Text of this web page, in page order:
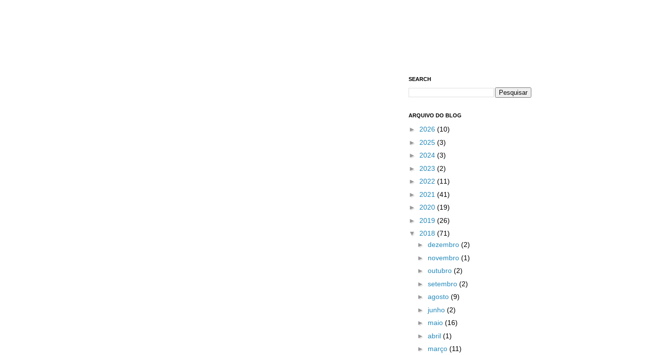
SEARCH
ARQUIVO DO BLOG
► 2026 (10)
► 2025 (3)
► 2024 (3)
► 2023 (2)
► 2022 (11)
► 2021 (41)
► 2020 (19)
► 2019 (26)
▼ 2018 (71)
► dezembro (2)
► novembro (1)
► outubro (2)
► setembro (2)
► agosto (9)
► junho (2)
► maio (16)
► abril (1)
► março (11)